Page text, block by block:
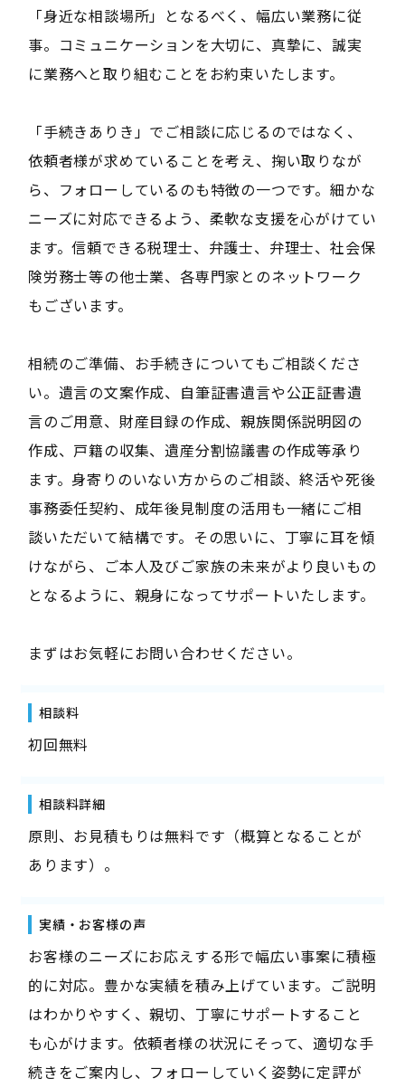
「身近な相談場所」となるべく、幅広い業務に従
事。コミュニケーションを大切に、真摯に、誠実
に業務へと取り組むことをお約束いたします。
「手続きありき」でご相談に応じるのではなく、
依頼者様が求めていることを考え、掬い取りなが
ら、フォローしているのも特徴の一つです。細かな
ニーズに対応できるよう、柔軟な支援を心がけてい
ます。信頼できる税理士、弁護士、弁理士、社会保
険労務士等の他士業、各専門家とのネットワーク
もございます。
相続のご準備、お手続きについてもご相談くださ
い。遺言の文案作成、自筆証書遺言や公正証書遺
言のご用意、財産目録の作成、親族関係説明図の
作成、戸籍の収集、遺産分割協議書の作成等承り
ます。身寄りのいない方からのご相談、終活や死後
事務委任契約、成年後見制度の活用も一緒にご相
談いただいて結構です。その思いに、丁寧に耳を傾
けながら、ご本人及びご家族の未来がより良いもの
となるように、親身になってサポートいたします。
まずはお気軽にお問い合わせください。
相談料
初回無料
相談料詳細
原則、お見積もりは無料です（概算となることが
あります）。
実績・お客様の声
お客様のニーズにお応えする形で幅広い事案に積極
的に対応。豊かな実績を積み上げています。ご説明
はわかりやすく、親切、丁寧にサポートすること
も心がけます。依頼者様の状況にそって、適切な手
続きをご案内し、フォローしていく姿勢に定評が